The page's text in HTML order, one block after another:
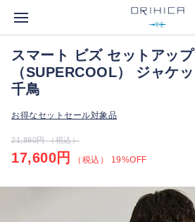
スマート ビズ セットアップ
（SUPERCOOL） ジャケ
千鳥
お得なセットセール対象品
21,890円 （税込）
17,600円 （税込） 19%OFF